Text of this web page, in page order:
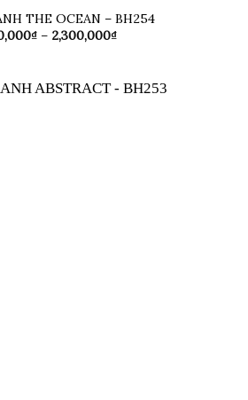
THE OCEAN – BH254
₫ – 2,300,000₫Khoảng
đến
2,300,000₫